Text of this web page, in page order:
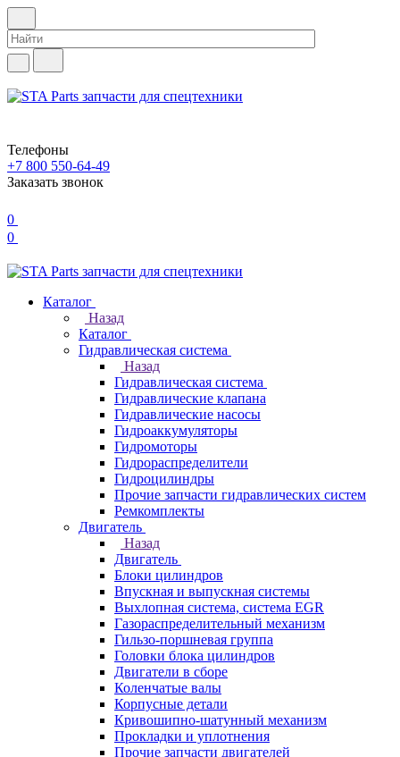
Телефоны
+7 800 550-64-49
Заказать звонок
0
0
Каталог
Назад
Каталог
Гидравлическая система
Назад
Гидравлическая система
Гидравлические клапана
Гидравлические насосы
Гидроаккумуляторы
Гидромоторы
Гидрораспределители
Гидроцилиндры
Прочие запчасти гидравлических систем
Ремкомплекты
Двигатель
Назад
Двигатель
Блоки цилиндров
Впускная и выпускная системы
Выхлопная система, система EGR
Газораспределительный механизм
Гильзо-поршневая группа
Головки блока цилиндров
Двигатели в сборе
Коленчатые валы
Корпусные детали
Кривошипно-шатунный механизм
Прокладки и уплотнения
Прочие запчасти двигателей